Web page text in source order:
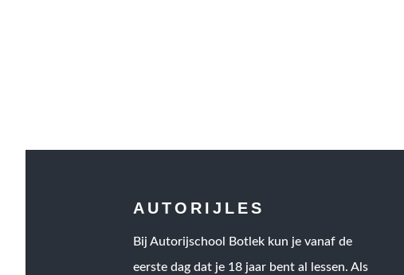
AUTORIJLES
Bij Autorijschool Botlek kun je vanaf de
eerste dag dat je 18 jaar bent al lessen. Als